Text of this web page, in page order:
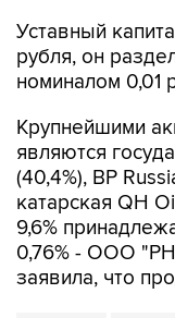
Уставный
рубля, он
номиналом 0,01
Крупнейшими
являются
(40,4%), BP
катарская QH
9,6%
0,76% - ООО
заявила, что